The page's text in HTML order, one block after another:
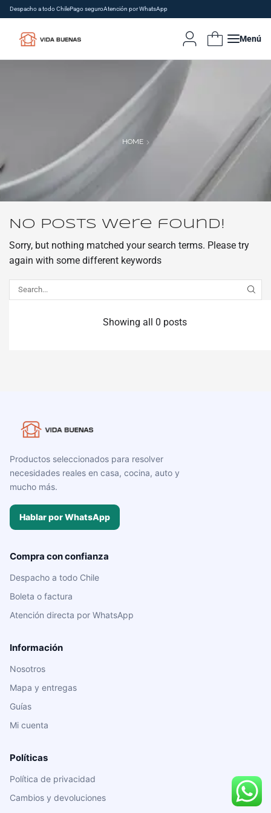
Despacho a todo ChilePago seguroAtención por WhatsApp
Menú
HOME
No posts were found!
Sorry, but nothing matched your search terms. Please try
again with some different keywords
Showing all 0 posts
Productos seleccionados para resolver
necesidades reales en casa, cocina, auto y
mucho más.
Hablar por WhatsApp
Compra con confianza
Despacho a todo Chile
Boleta o factura
Atención directa por WhatsApp
Información
Nosotros
Mapa y entregas
Guías
Mi cuenta
Políticas
Política de privacidad
Cambios y devoluciones